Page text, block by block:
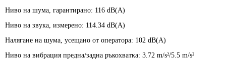
Ниво на шума, гарантирано: 116 dB(A)
Ниво на звука, измерено: 114.34 dB(A)
Налягане на шума, усещано от оператора: 102 dB(A)
Ниво на вибрация предна/задна ръкохватка: 3.72 m/s²/5.5 m/s²